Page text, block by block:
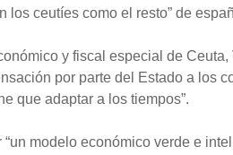
ceutíes como el resto” de
y fiscal especial de
por parte del Estado a los
que adaptar a los tiempos”.
modelo económico verde e